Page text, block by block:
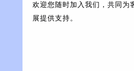
欢迎您随时加入我们，共同为
展提供支持。